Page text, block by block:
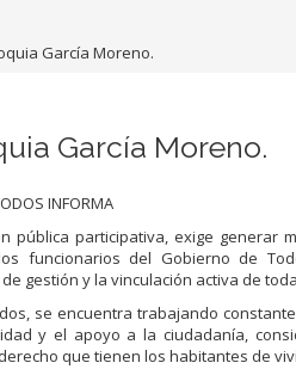
García Moreno.
García Moreno.
INFORMA
pública participativa, exige generar
funcionarios del Gobierno de
gestión y la vinculación activa de
se encuentra trabajando
y el apoyo a la ciudadanía,
que tienen los habitantes de